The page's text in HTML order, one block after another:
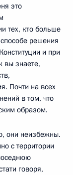
это
тех, кто больше
решения
и при
вы знаете,
Почти на всех
в том, что
образом.
они неизбежны.
с территории
говоря,